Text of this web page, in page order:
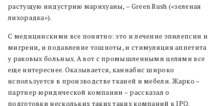
растущую индустрию марихуаны, – Green Rush («зеленая
лихорадка»).
С медицинскими все понятно: это и лечение эпилепсии и
мигрени, и подавление тошноты, и стимуляция аппетита
у раковых больных. А вот с промышленными целями все
еще интереснее. Оказывается, каннабис широко
используется в производстве тканей и мебели. Жарко –
партнер юридической компании – рассказал о
подготовки нескольких таких таких компаний к IPO.